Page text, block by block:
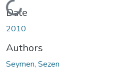
Loading...
Date
2010
Authors
Seymen, Sezen